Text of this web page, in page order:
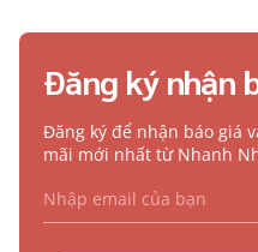
Đăng ký nhận
Đăng ký để nhận báo giá
mãi mới nhất từ Nhanh